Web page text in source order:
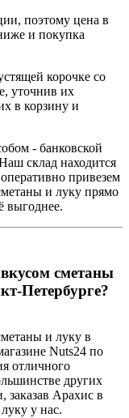
поэтому цена в
и покупка
корочке со
уточнив их
в корзину и
- банковской
склад находится
привезем
и луку прямо
выгоднее.
сметаны
Петербурге?
и луку в
Nuts24 по
отличного
других
заказав Арахис в
у нас.